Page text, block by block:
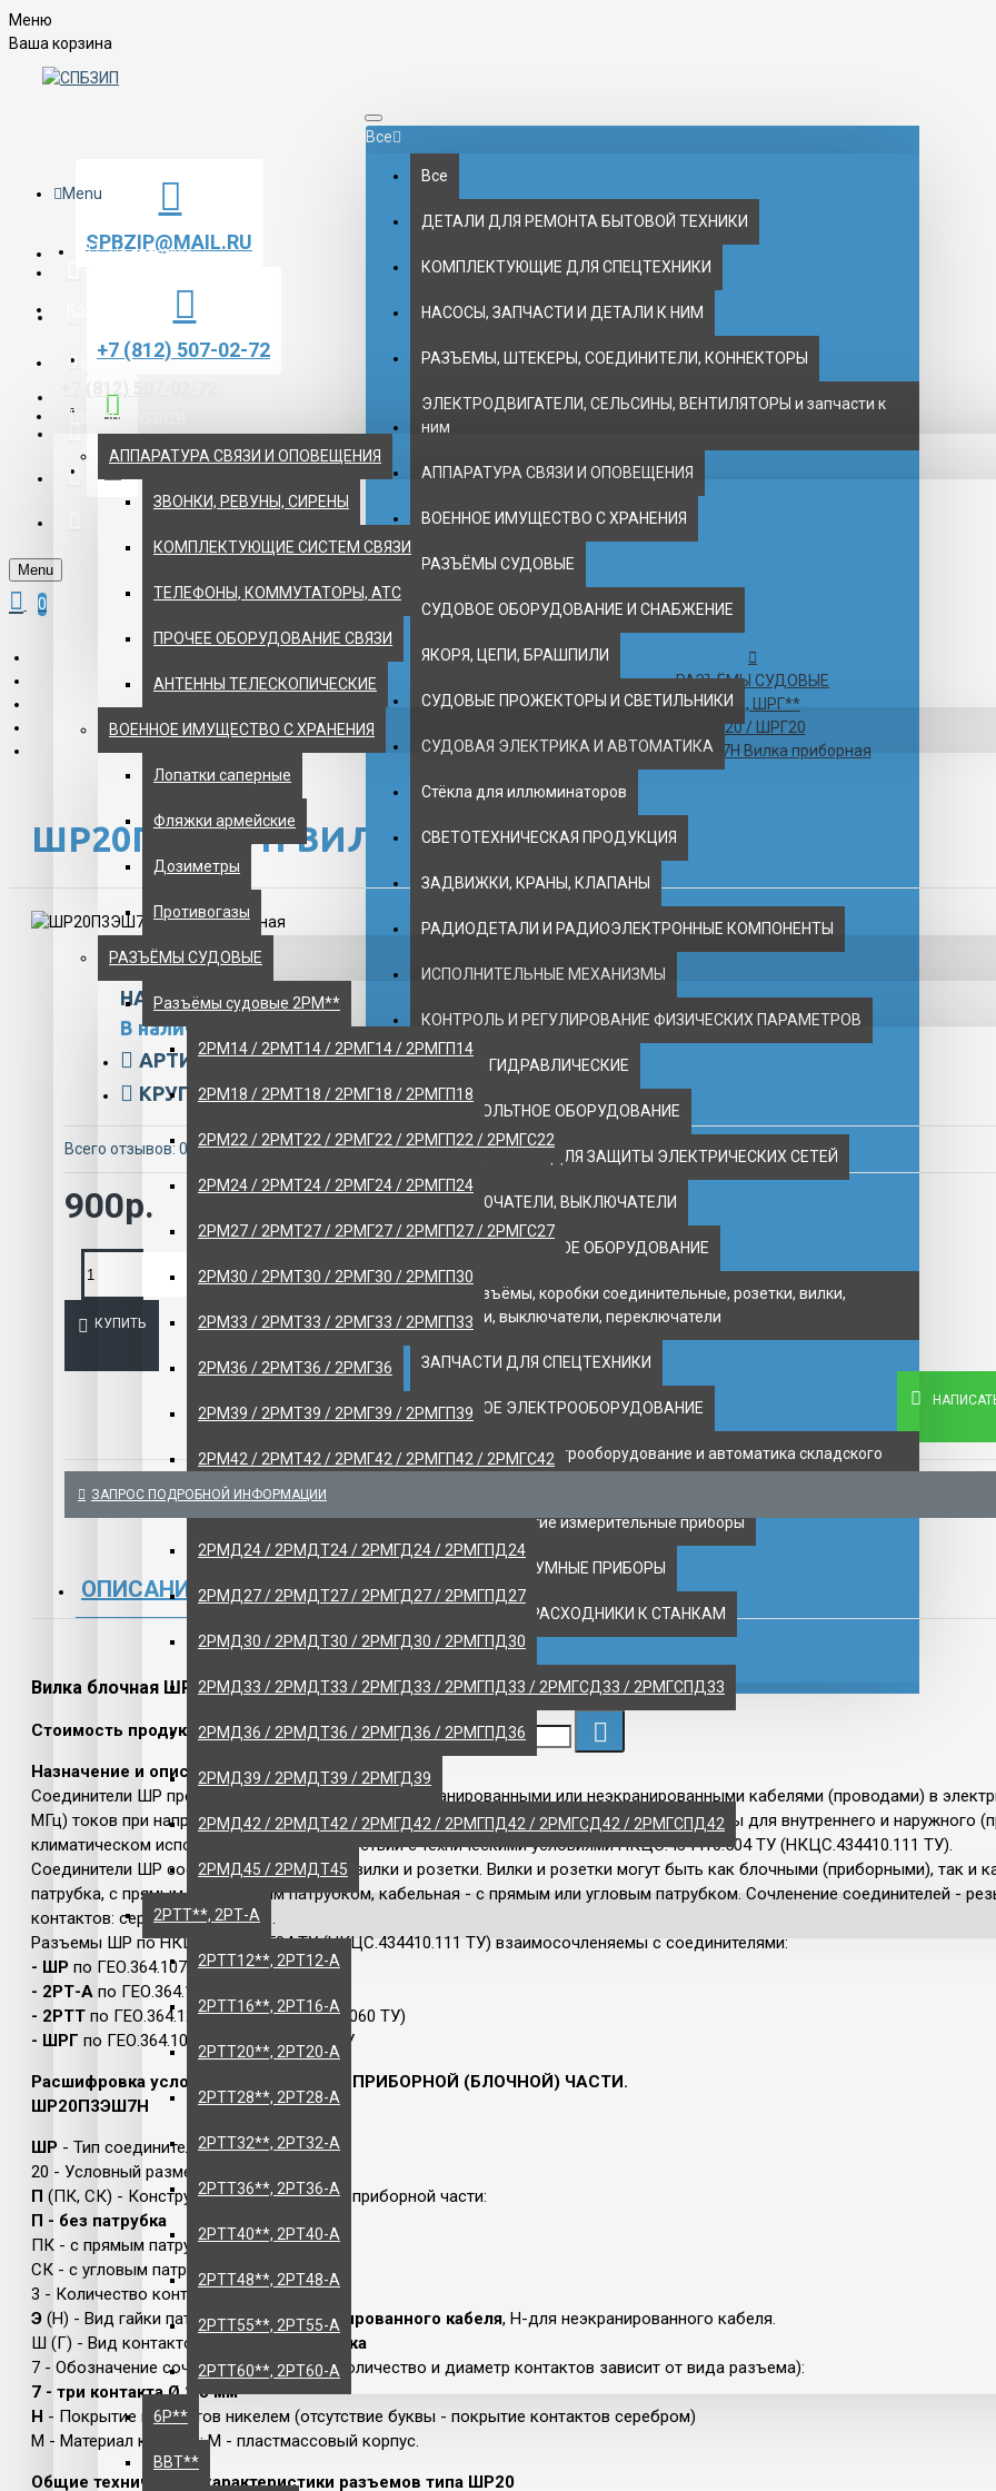
Меню
Ваша корзина
Все
Все
ДЕТАЛИ ДЛЯ РЕМОНТА БЫТОВОЙ ТЕХНИКИ
КОМПЛЕКТУЮЩИЕ ДЛЯ СПЕЦТЕХНИКИ
НАСОСЫ, ЗАПЧАСТИ И ДЕТАЛИ К НИМ
РАЗЪЕМЫ, ШТЕКЕРЫ, СОЕДИНИТЕЛИ, КОННЕКТОРЫ
ЭЛЕКТРОДВИГАТЕЛИ, CЕЛЬСИНЫ, ВЕНТИЛЯТОРЫ и запчасти к
ним
АППАРАТУРА СВЯЗИ И ОПОВЕЩЕНИЯ
ВОЕННОЕ ИМУЩЕСТВО С ХРАНЕНИЯ
РАЗЪЁМЫ СУДОВЫЕ
СУДОВОЕ ОБОРУДОВАНИЕ И СНАБЖЕНИЕ
ЯКОРЯ, ЦЕПИ, БРАШПИЛИ
СУДОВЫЕ ПРОЖЕКТОРЫ И СВЕТИЛЬНИКИ
СУДОВАЯ ЭЛЕКТРИКА И АВТОМАТИКА
Стёкла для иллюминаторов
СВЕТОТЕХНИЧЕСКАЯ ПРОДУКЦИЯ
ЗАДВИЖКИ, КРАНЫ, КЛАПАНЫ
РАДИОДЕТАЛИ И РАДИОЭЛЕКТРОННЫЕ КОМПОНЕНТЫ
ИСПОЛНИТЕЛЬНЫЕ МЕХАНИЗМЫ
КОНТРОЛЬ И РЕГУЛИРОВАНИЕ ФИЗИЧЕСКИХ ПАРАМЕТРОВ
НАСОСЫ ГИДРАВЛИЧЕСКИЕ
НИЗКОВОЛЬТНОЕ ОБОРУДОВАНИЕ
ОБОРУДОВАНИЕ ДЛЯ ЗАЩИТЫ ЭЛЕКТРИЧЕСКИХ СЕТЕЙ
ПЕРЕКЛЮЧАТЕЛИ, ВЫКЛЮЧАТЕЛИ
ПРОТИВОПОЖАРНОЕ ОБОРУДОВАНИЕ
МГА - разъёмы, коробки соединительные, розетки, вилки,
штепсели, выключатели, переключатели
ЗАПЧАСТИ ДЛЯ СПЕЦТЕХНИКИ
КРАНОВОЕ ЭЛЕКТРООБОРУДОВАНИЕ
Авиационное электрооборудование и автоматика складского
хранения
Щитовые и другие измерительные приборы
ЭЛЕКТРОВАКУУМНЫЕ ПРИБОРЫ
ИНСТРУМЕНТ, РАСХОДНИКИ К СТАНКАМ
SPBZIP@MAIL.RU
+7 (812) 507-02-72
Menu
На главную
О нас
Товары и услуги
АППАРАТУРА СВЯЗИ И ОПОВЕЩЕНИЯ
ЗВОНКИ, РЕВУНЫ, СИРЕНЫ
КОМПЛЕКТУЮЩИЕ СИСТЕМ СВЯЗИ
ТЕЛЕФОНЫ, КОММУТАТОРЫ, АТС
ПРОЧЕЕ ОБОРУДОВАНИЕ СВЯЗИ
АНТЕННЫ ТЕЛЕСКОПИЧЕСКИЕ
ВОЕННОЕ ИМУЩЕСТВО С ХРАНЕНИЯ
Лопатки саперные
Фляжки армейские
Дозиметры
Противогазы
РАЗЪЁМЫ СУДОВЫЕ
Разъёмы судовые 2РМ**
2РМ14 / 2РМТ14 / 2РМГ14 / 2РМГП14
2РМ18 / 2РМТ18 / 2РМГ18 / 2РМГП18
2РМ22 / 2РМТ22 / 2РМГ22 / 2РМГП22 / 2РМГС22
2РМ24 / 2РМТ24 / 2РМГ24 / 2РМГП24
2РМ27 / 2РМТ27 / 2РМГ27 / 2РМГП27 / 2РМГС27
2РМ30 / 2РМТ30 / 2РМГ30 / 2РМГП30
2РМ33 / 2РМТ33 / 2РМГ33 / 2РМГП33
2РМ36 / 2РМТ36 / 2РМГ36
2РМ39 / 2РМТ39 / 2РМГ39 / 2РМГП39
2РМ42 / 2РМТ42 / 2РМГ42 / 2РМГП42 / 2РМГС42
2РМД18 / 2РМДТ18 / 2РМГД18 / 2РМГПД18
2РМД24 / 2РМДТ24 / 2РМГД24 / 2РМГПД24
2РМД27 / 2РМДТ27 / 2РМГД27 / 2РМГПД27
2РМД30 / 2РМДТ30 / 2РМГД30 / 2РМГПД30
2РМД33 / 2РМДТ33 / 2РМГД33 / 2РМГПД33 / 2РМГСД33 / 2РМГСПД33
2РМД36 / 2РМДТ36 / 2РМГД36 / 2РМГПД36
2РМД39 / 2РМДТ39 / 2РМГД39
2РМД42 / 2РМДТ42 / 2РМГД42 / 2РМГПД42 / 2РМГСД42 / 2РМГСПД42
2РМД45 / 2РМДТ45
2РТТ**, 2РТ-А
2РТТ12**, 2РТ12-А
2РТТ16**, 2РТ16-А
2РТТ20**, 2РТ20-А
2РТТ28**, 2РТ28-А
2РТТ32**, 2РТ32-А
2РТТ36**, 2РТ36-А
2РТТ40**, 2РТ40-А
2РТТ48**, 2РТ48-А
2РТТ55**, 2РТ55-А
2РТТ60**, 2РТ60-А
6Р**
ВВТ**
Menu
0
РАЗЪЁМЫ СУДОВЫЕ
ШР**, ШРГ**
ШР20 / ШРГ20
ШР20П3ЭШ7Н Вилка приборная
ШР20П3ЭШ7Н ВИЛКА ПРИБОРНАЯ
НАЛИЧИЕ:
В наличии
АРТИКУЛ:ART/100-961
КРУПНЫЙ ОПТ:12505-msk
Всего отзывов: 0 Написать отзыв
900р.
КУПИТЬ
ЗАПРОС ПОДРОБНОЙ ИНФОРМАЦИИ
ОПИСАНИЕ ОТЗЫВЫ
Вилка блочная ШР20П3ЭШ7Н
Стоимость продукции указана без НДС.
Назначение и описание.
Соединители ШР предназначены для монтажа с экранированными или неэкранированными кабелями (проводами) в
МГц) токов при напряжении до 850 В (амплитудное значение). Разъемы ШР предназначены для внутреннего и наружного
климатическом исполнении УХЛ в соответствии с техническими условиями НКЦС.434410.504 ТУ (НКЦС.434410.111 ТУ).
Соединители ШР состоят из двух частей: вилки и розетки. Вилки и розетки могут быть как блочными (приборными), так и
патрубка, с прямым или угловым патрубком, кабельная - с прямым или угловым патрубком. Сочленение соединителей -
контактов: серебро или никель.
Разъемы ШР по НКЦС.434410.504 ТУ (НКЦС.434410.111 ТУ) взаимосочленяемы с соединителями:
- ШР по ГЕО.364.107 ТУ
- 2РТ-А по ГЕО.364.118 ТУ
- 2РТТ по ГЕО.364.120 ТУ (АШДК.434410.060 ТУ)
- ШРГ по ГЕО.364.108 ТУ и бРО.364.040 ТУ
Расшифровка условного обозначения ПРИБОРНОЙ (БЛОЧНОЙ) ЧАСТИ.
ШР20П3ЭШ7Н
ШР - Тип соединителя
20 - Условный размер корпуса
П (ПК, СК) - Конструктивное исполнение приборной части:
П - без патрубка
ПК - с прямым патрубком
СК - с угловым патрубком
3 - Количество контактов
Э (Н) - Вид гайки патрубка:Э-для экранированного кабеля, Н-для неэкранированного кабеля.
Ш (Г) - Вид контактов:
Ш-вилка
7 - Обозначение сочетания контактов (количество и диаметр контактов зависит от вида разъема):
7 - три контакта Ø 2,5 мм
Н - Покрытие контактов никелем (отсутствие буквы - покрытие контактов серебром)
М - Материал корпуса: М - пластмассовый корпус.
Общие технические характеристики разъемов типа ШР20